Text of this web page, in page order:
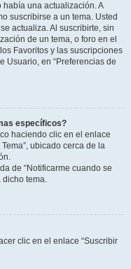
una actualización. A
suscribirse a un tema. Usted
actualiza. Al suscribirte, sin
de un tema, o foro en el
Favoritos y las suscripciones
Usuario, en “Preferencias de
específicos?
haciendo clic en el enlace
ubicado cerca de la
de “Notificarme cuando se
dicho tema.
clic en el enlace “Suscribir